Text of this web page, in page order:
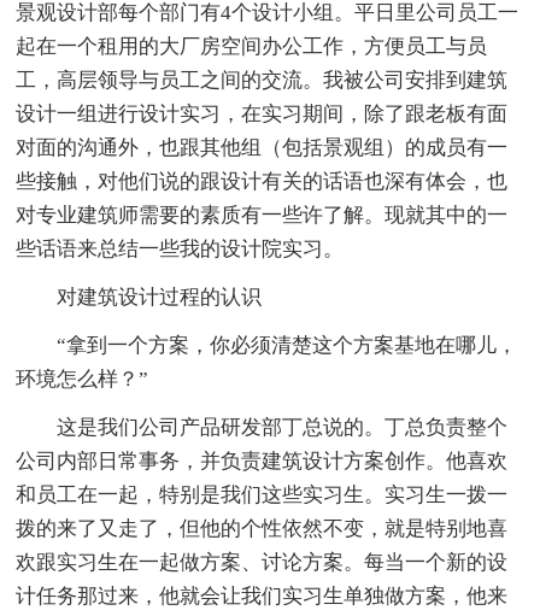
景观设计部每个部门有4个设计小组。平日里公司员工一
起在一个租用的大厂房空间办公工作，方便员工与员
工，高层领导与员工之间的交流。我被公司安排到建筑
设计一组进行设计实习，在实习期间，除了跟老板有面
对面的沟通外，也跟其他组（包括景观组）的成员有一
些接触，对他们说的跟设计有关的话语也深有体会，也
对专业建筑师需要的素质有一些许了解。现就其中的一
些话语来总结一些我的设计院实习。
对建筑设计过程的认识
“拿到一个方案，你必须清楚这个方案基地在哪儿，
环境怎么样？”
这是我们公司产品研发部丁总说的。丁总负责整个
公司内部日常事务，并负责建筑设计方案创作。他喜欢
和员工在一起，特别是我们这些实习生。实习生一拨一
拨的来了又走了，但他的个性依然不变，就是特别地喜
欢跟实习生在一起做方案、讨论方案。每当一个新的设
计任务那过来，他就会让我们实习生单独做方案，他来